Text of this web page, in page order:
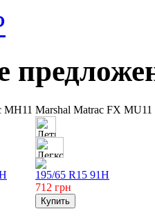
MH11 Marshal Matrac FX MU11
195/65 R15 91H
712 грн